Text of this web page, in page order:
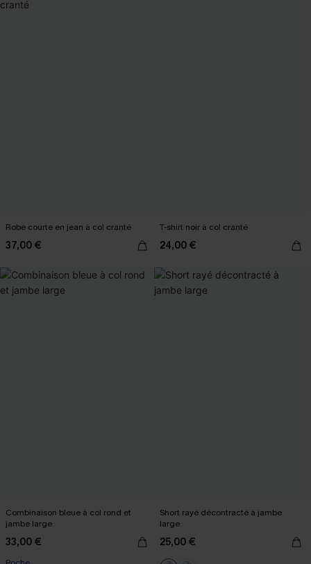
Robe courte en jean à col cranté
37,00 €
T-shirt noir à col cranté
24,00 €
Combinaison bleue à col rond et
jambe large
33,00 €
Short rayé décontracté à jambe
large
25,00 €